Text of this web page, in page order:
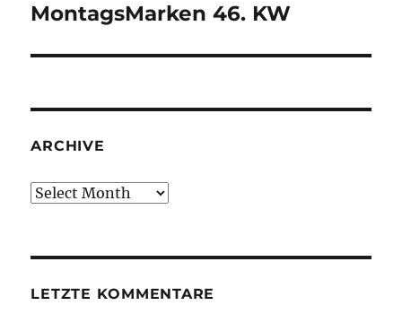
Next
MontagsMarken 46. KW
ARCHIVE
Archive
LETZTE KOMMENTARE